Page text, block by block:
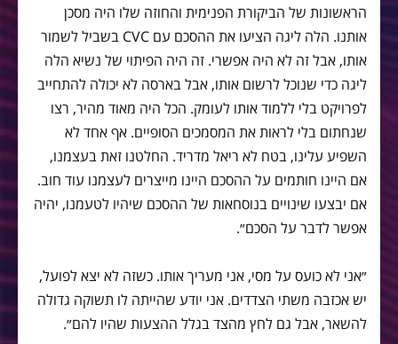
הראשונות של הביקורת הפנימית והחוזה שלו היה מסכן
אותנו. הלה ליגה הציעו את ההסכם עם CVC בשביל לשמור
אותו, אבל זה לא היה אפשרי. זה היה הפיתוי של נשיא הלה
ליגה כדי שנוכל לרשום אותו, אבל בארסה לא יכולה להתחייב
לפרויקט בלי ללמוד אותו לעומק. הכל היה מאוד מהיר, רצו
שנחתום בלי לראות את המסמכים הסופיים. אף אחד לא
השפיע עלינו, בטח לא ריאל מדריד. החלטנו זאת בעצמנו,
אם היינו חותמים על ההסכם היינו מייצרים לעצמנו עוד חוב.
אם יבצעו שינויים בנוסחאות של ההסכם שיהיו לטעמנו, יהיה
אפשר לדבר על הסכם״.
״אני לא כועס על מסי, אני מעריך אותו. כשזה לא יצא לפועל,
יש אכזבה משתי הצדדים. אני יודע שהייתה לו תשוקה גדולה
להשאר, אבל גם לחץ מהצד בגלל ההצעות שהיו להם״.